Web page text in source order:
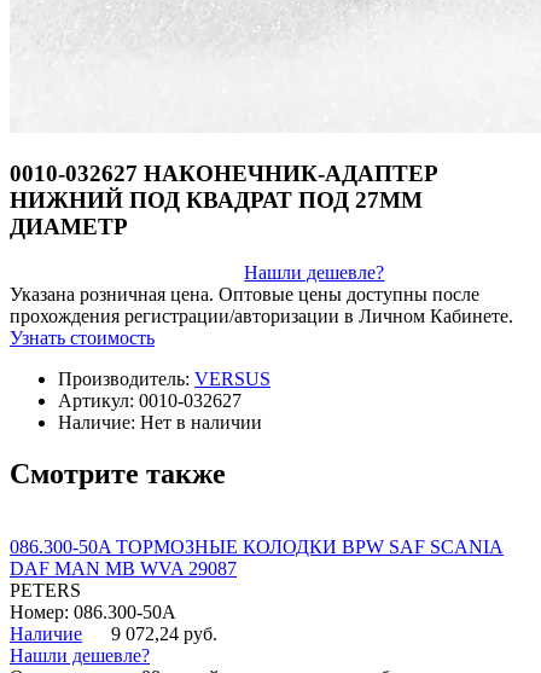
0010-032627 НАКОНЕЧНИК-АДАПТЕР
НИЖНИЙ ПОД КВАДРАТ ПОД 27ММ
ДИАМЕТР
Нашли дешевле?
Указана розничная цена. Оптовые цены доступны после
прохождения регистрации/авторизации в Личном Кабинете.
Узнать стоимость
Производитель: VERSUS
Артикул: 0010-032627
Наличие: Нет в наличии
Смотрите также
086.300-50A ТОРМОЗНЫЕ КОЛОДКИ BPW SAF SCANIA
DAF MAN MB WVA 29087
PETERS
Номер: 086.300-50A
Наличие
9 072,24 руб.
Нашли дешевле?